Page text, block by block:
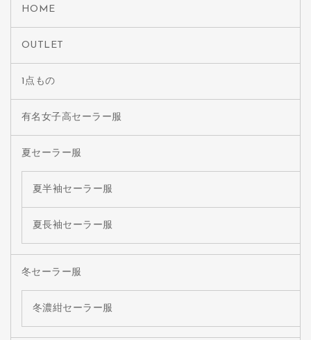
HOME
OUTLET
1点もの
有名女子高セーラー服
夏セーラー服
夏半袖セーラー服
夏長袖セーラー服
冬セーラー服
冬濃紺セーラー服